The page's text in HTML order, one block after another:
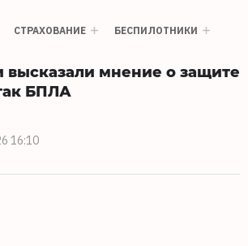
СТРАХОВАНИЕ
БЕСПИЛОТНИКИ
высказали мнение о защите
БПЛА
16:10